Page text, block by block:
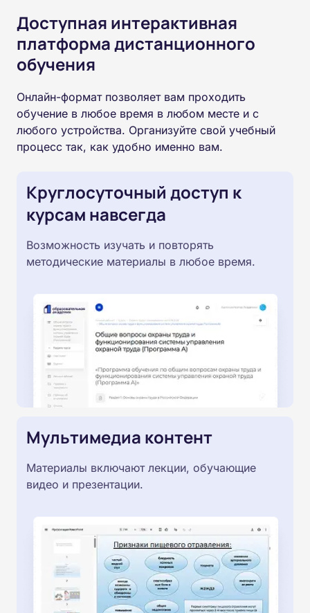
Доступная интерактивная
платформа дистанционного
обучения
Онлайн-формат позволяет вам проходить
обучение в любое время в любом месте и с
любого устройства. Организуйте свой учебный
процесс так, как удобно именно вам.
Круглосуточный доступ к
курсам навсегда
Возможность изучать и повторять
методические материалы в любое время.
Мультимедиа контент
Материалы включают лекции, обучающие
видео и презентации.